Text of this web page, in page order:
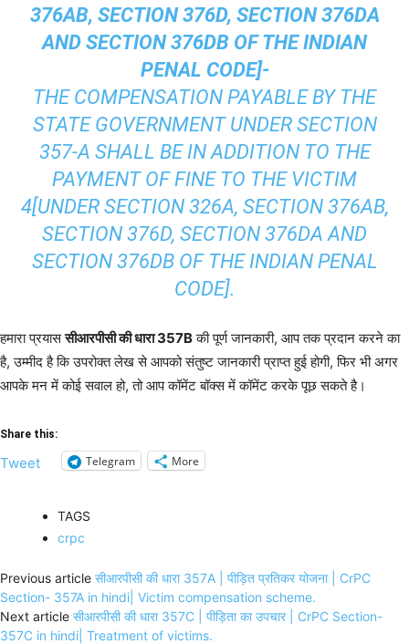
376AB, SECTION 376D, SECTION 376DA
AND SECTION 376DB OF THE INDIAN
PENAL CODE]-
THE COMPENSATION PAYABLE BY THE
STATE GOVERNMENT UNDER SECTION
357-A SHALL BE IN ADDITION TO THE
PAYMENT OF FINE TO THE VICTIM
4[UNDER SECTION 326A, SECTION 376AB,
SECTION 376D, SECTION 376DA AND
SECTION 376DB OF THE INDIAN PENAL
CODE].
हमारा प्रयाससीआरपीसी की धारा 357Bकी पूर्ण जानकारी, आप तक प्रदान करने का
है, उम्मीद है कि उपरोक्त लेख से आपको संतुष्ट जानकारी प्राप्त हुई होगी, फिर भी अगर
आपके मन में कोई सवाल हो, तो आप कॉमेंट बॉक्स में कॉमेंट करके पूछ सकते है।
Share this:
Tweet Telegram More
TAGS
crpc
Previous article सीआरपीसी की धारा 357A | पीड़ित प्रतिकर योजना | CrPC
Section- 357A in hindi| Victim compensation scheme.
Next article सीआरपीसी की धारा 357C | पीड़िता का उपचार | CrPC Section-
357C in hindi| Treatment of victims.